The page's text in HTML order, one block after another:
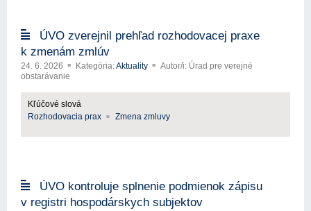
ÚVO zverejnil prehľad rozhodovacej praxe
k zmenám zmlúv
24. 6. 2026 Kategória:Aktuality
Autor/i: Úrad pre verejné
obstarávanie
Kľúčové slová
Rozhodovacia prax
Zmena zmluvy
ÚVO kontroluje splnenie podmienok zápisu
v registri hospodárskych subjektov